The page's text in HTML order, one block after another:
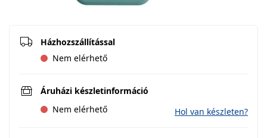
Házhozszállítással
Nem elérhető
Áruházi készletinformáció
Nem elérhető
Hol van készleten?